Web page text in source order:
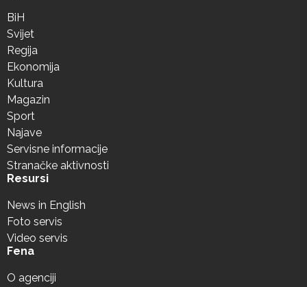
BiH
Svijet
Regija
Ekonomija
Kultura
Magazin
Sport
Najave
Servisne informacije
Stranačke aktivnosti
Resursi
News in English
Foto servis
Video servis
Fena
O agenciji